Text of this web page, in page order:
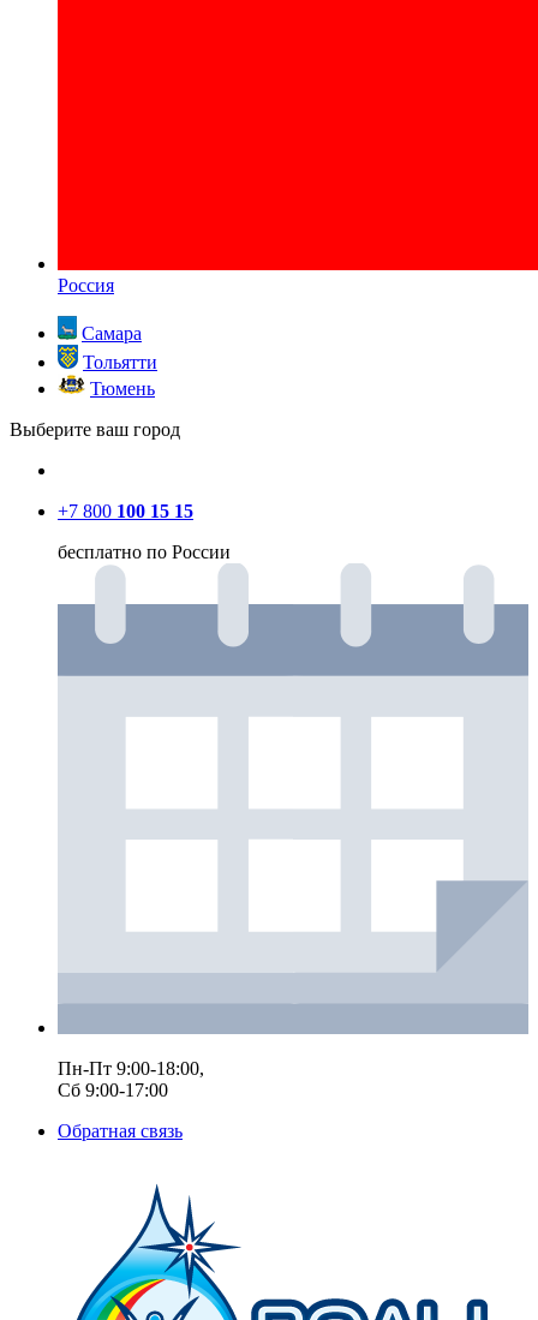
Россия
Самара
Тольятти
Тюмень
Выберите ваш город
+7 800 100 15 15
бесплатно по России
Пн-Пт 9:00-18:00,
Сб 9:00-17:00
Обратная связь